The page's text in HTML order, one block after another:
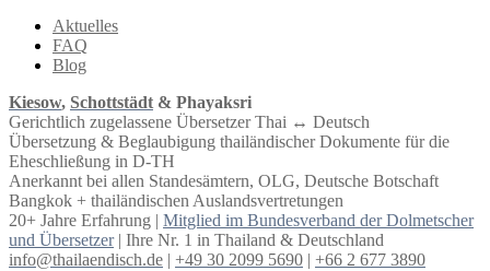
Aktuelles
FAQ
Blog
Kiesow, Schottstädt & Phayaksri
Gerichtlich zugelassene Übersetzer Thai ↔︎ Deutsch
Übersetzung & Beglaubigung thailändischer Dokumente für die
Eheschließung in D-TH
Anerkannt bei allen Standesämtern, OLG, Deutsche Botschaft
Bangkok + thailändischen Auslandsvertretungen
20+ Jahre Erfahrung | Mitglied im Bundesverband der Dolmetscher
und Übersetzer| Ihre Nr. 1 in Thailand & Deutschland
info@thailaendisch.de | +49 30 2099 5690 | +66 2 677 3890